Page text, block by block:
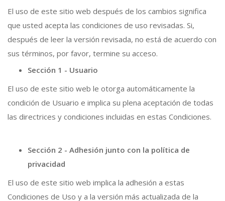
El uso de este sitio web después de los cambios significa
que usted acepta las condiciones de uso revisadas. Si,
después de leer la versión revisada, no está de acuerdo con
sus términos, por favor, termine su acceso.
Sección 1 - Usuario
El uso de este sitio web le otorga automáticamente la
condición de Usuario e implica su plena aceptación de todas
las directrices y condiciones incluidas en estas Condiciones.
Sección 2 - Adhesión junto con la política de
privacidad
El uso de este sitio web implica la adhesión a estas
Condiciones de Uso y a la versión más actualizada de la